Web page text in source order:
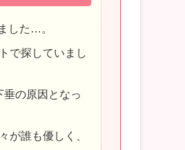
した…。
で探していまし
垂の原因となっ
が誰も優しく、